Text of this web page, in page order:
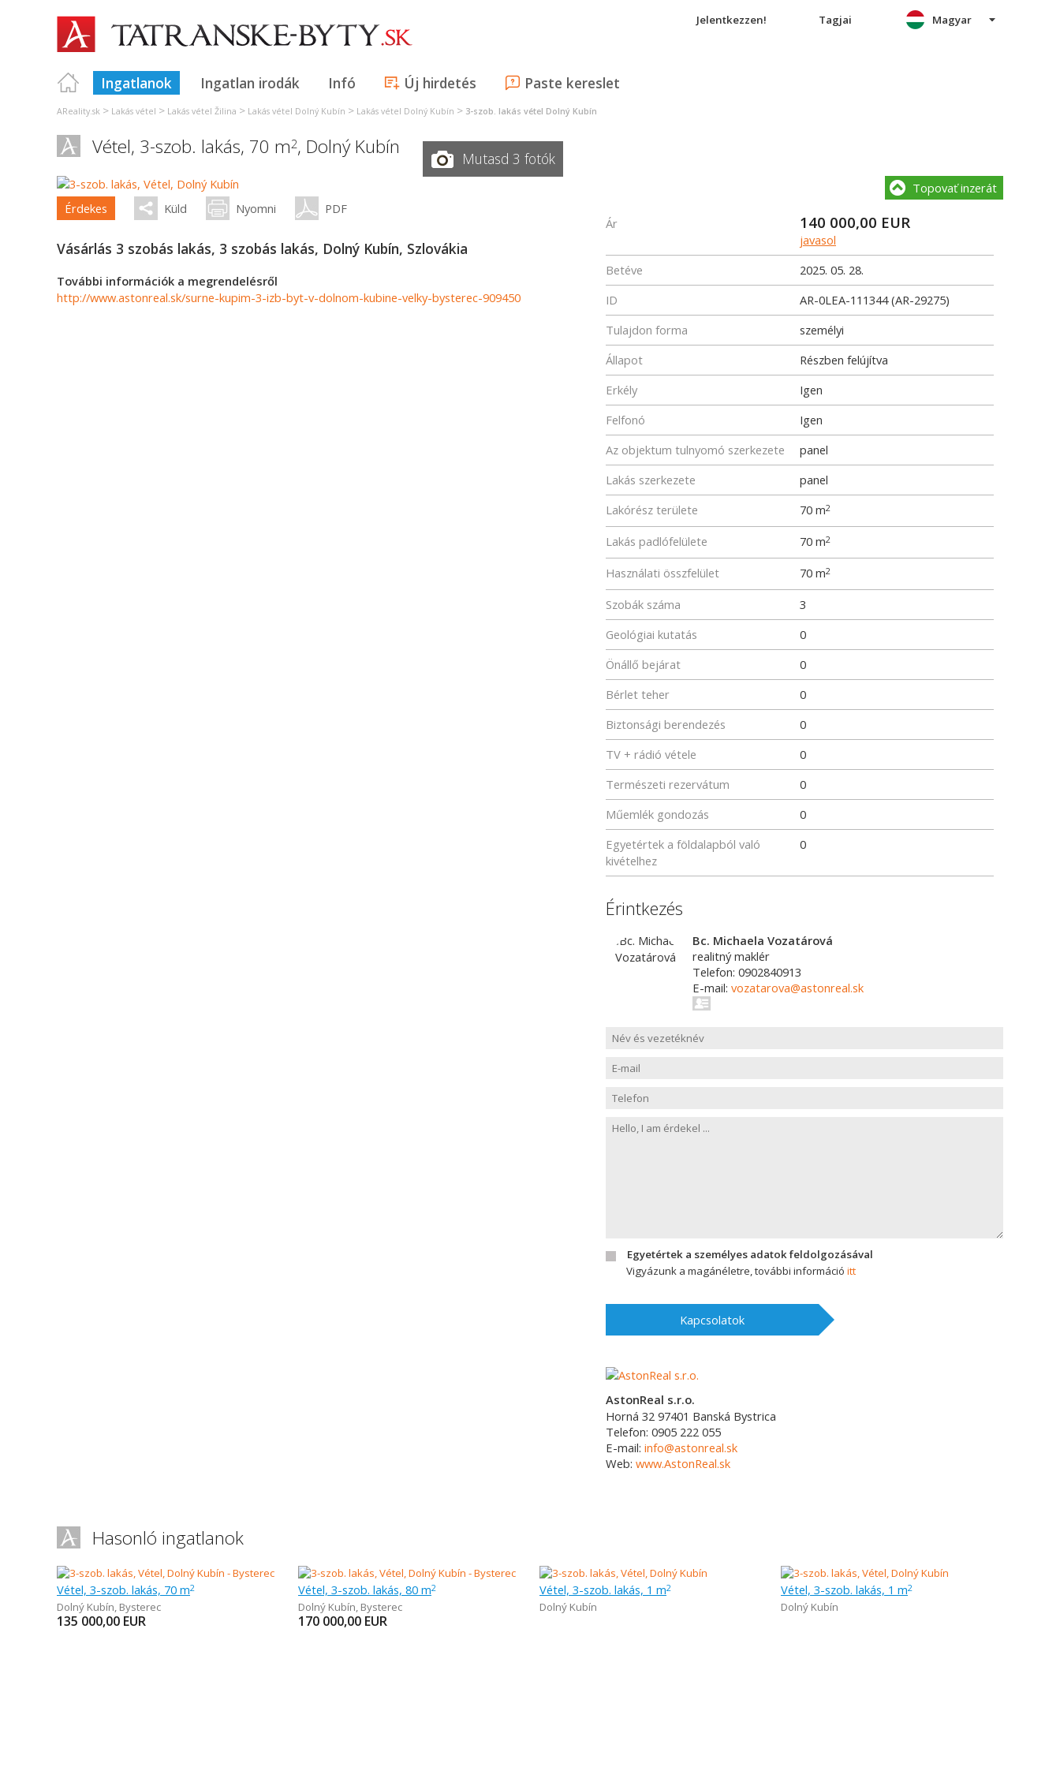
Jelentkezzen! Tagjai
Ingatlanok Ingatlan irodák Infó Új hirdetés Paste kereslet
Magyar
AReality.sk > Lakás vétel > Lakás vétel Žilina > Lakás vétel Dolný Kubín > Lakás vétel Dolný Kubín > 3-szob. lakás vétel Dolný Kubín
Vétel, 3-szob. lakás, 70 m2, Dolný Kubín Mutasd 3 fotók
Érdekes Küld Nyomni PDF
Vásárlás 3 szobás lakás, 3 szobás lakás, Dolný Kubín, Szlovákia
További információk a megrendelésről
http://www.astonreal.sk/surne-kupim-3-izb-byt-v-dolnom-kubine-velky-bysterec-909450
Topovať inzerát
Ár 140 000,00 EUR
javasol
Betéve
2025. 05. 28.
ID
AR-0LEA-111344 (AR-29275)
Tulajdon forma
személyi
Állapot
Részben felújítva
Erkély
Igen
Felfonó
Igen
Az objektum tulnyomó szerkezete
panel
Lakás szerkezete
panel
Lakórész területe
70 m2
Lakás padlófelülete 70 m2
Használati összfelület 70 m2
Szobák száma
3
Geológiai kutatás
0
Önállő bejárat
0
Bérlet teher
0
Biztonsági berendezés
0
TV + rádió vétele
0
Természeti rezervátum
0
Műemlék gondozás
0
Egyetértek a földalapból való
kivételhez
0
Érintkezés
Bc. Michaela Vozatárová
realitný maklér
Telefon: 0902840913
E-mail: vozatarova@astonreal.sk
Egyetértek a személyes adatok feldolgozásával
Vigyázunk a magánéletre, további információ itt
Kapcsolatok
AstonReal s.r.o.
Horná 32 97401 Banská Bystrica
Telefon: 0905 222 055
E-mail: info@astonreal.sk
Web: www.AstonReal.sk
Hasonló ingatlanok
Vétel, 3-szob. lakás, 70 m2
Dolný Kubín, Bysterec
135 000,00 EUR
Vétel, 3-szob. lakás, 80 m2
Dolný Kubín, Bysterec
170 000,00 EUR
Vétel, 3-szob. lakás, 1 m2
Dolný Kubín
Vétel, 3-szob. lakás, 1 m2
Dolný Kubín